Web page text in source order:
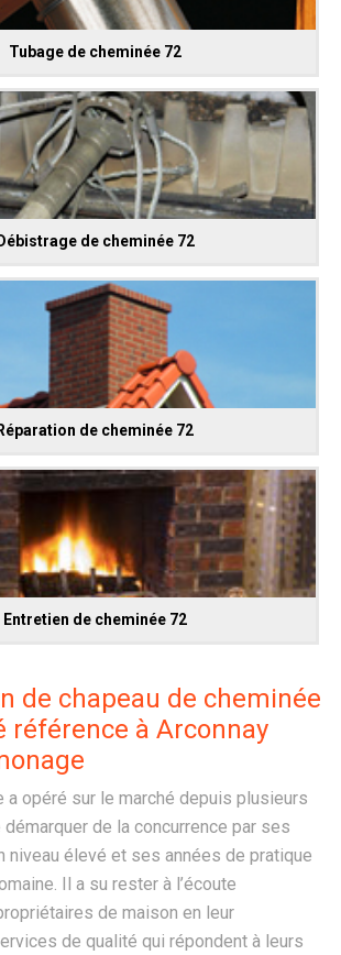
Tubage de cheminée 72
Débistrage de cheminée 72
Réparation de cheminée 72
Entretien de cheminée 72
de chapeau de cheminée
référence à Arconnay
a opéré sur le marché depuis plusieurs
de la concurrence par ses
niveau élevé et ses années de pratique
Il a su rester à l’écoute
de maison en leur
de qualité qui répondent à leurs